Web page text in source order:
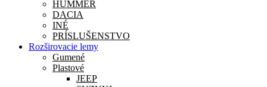
HUMMER
DACIA
INÉ
PRÍSLUŠENSTVO
Rozširovacie lemy
Gumené
Plastové
JEEP